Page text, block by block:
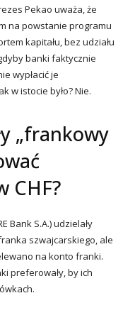
Pekao uważa, że
na powstanie programu
kapitału, bez udziału
banki faktycznie
wypłacić je
w istocie było? Nie.
„frankowy
CHF?
Bank S.A.) udzielały
szwajcarskiego, ale
na konto franki.
preferowały, by ich